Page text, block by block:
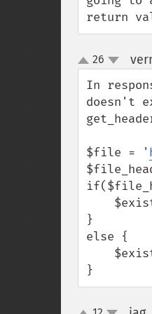
return
up
down
26
In
doesn't
$file = '
}
else {
}